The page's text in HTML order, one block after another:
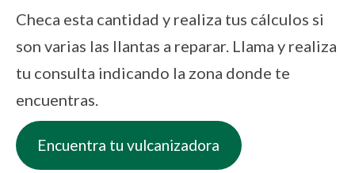
Checa esta cantidad y realiza tus cálculos si
son varias las llantas a reparar. Llama y realiza
tu consulta indicando la zona donde te
encuentras.
Encuentra tu vulcanizadora